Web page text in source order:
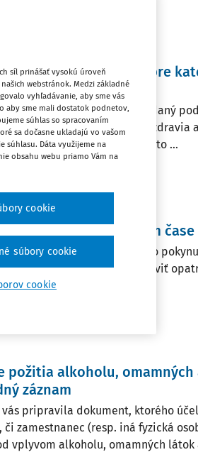
na prácu pre
vám predstavujeme, je vydaný
podpore a rozvoji verejného zdravia
predpisov. Cieľom tohto ...
OPP v mimopracovnom čase
s. r. o. Účelom písomného
čase je stanoviť
požitia alkoholu, omamných
záznam
vás pripravila dokument, ktorého
zamestnanec (resp. iná fyzická
vplyvom alkoholu, omamných látok
síl prinášať vysokú úroveň
webstránok. Medzi základné
vyhľadávanie, aby sme vás
aby sme mali dostatok podnetov,
súhlas so spracovaním
sa dočasne ukladajú vo vašom
súhlasu. Dáta využijeme na
obsahu webu priamo Vám na
cookie
súbory cookie
cookie